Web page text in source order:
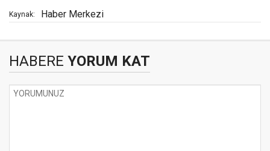
Kaynak: Haber Merkezi
HABERE YORUM KAT